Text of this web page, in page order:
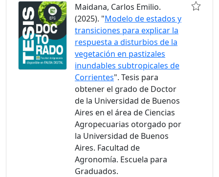
Maidana, Carlos Emilio.
(2025). "Modelo de estados y
transiciones para explicar la
respuesta a disturbios de la
vegetación en pastizales
inundables subtropicales de
Corrientes". Tesis para
obtener el grado de Doctor
de la Universidad de Buenos
Aires en el área de Ciencias
Agropecuarias otorgado por
la Universidad de Buenos
Aires. Facultad de
Agronomía. Escuela para
Graduados.